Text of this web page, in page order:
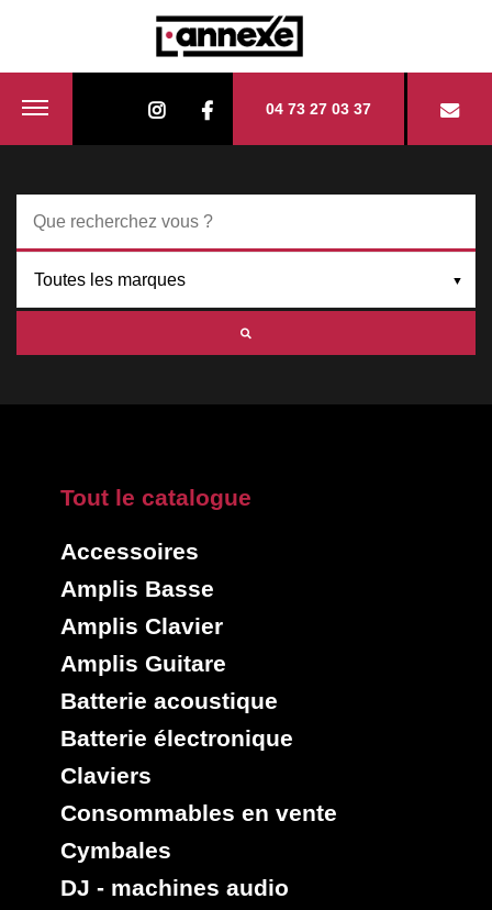
04 73 27 03 37
Tout le catalogue
Accessoires
Amplis Basse
Amplis Clavier
Amplis Guitare
Batterie acoustique
Batterie électronique
Claviers
Consommables en vente
Cymbales
DJ - machines audio